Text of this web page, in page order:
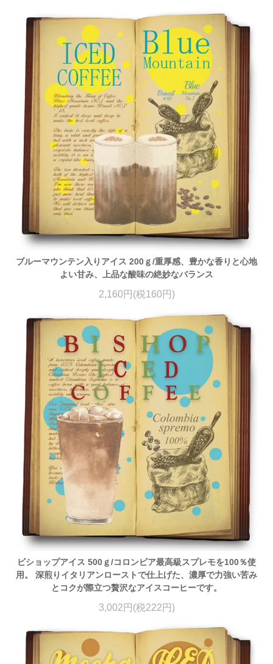
ブルーマウンテン入りアイス 200ｇ/重厚感、豊かな香りと心地
よい甘み、上品な酸味の絶妙なバランス
2,160円(税160円)
ビショップアイス 500ｇ/コロンビア最高級スプレモを100％使
用。 深煎りイタリアンローストで仕上げた、濃厚で力強い苦み
とコクが際立つ贅沢なアイスコーヒーです。
3,002円(税222円)